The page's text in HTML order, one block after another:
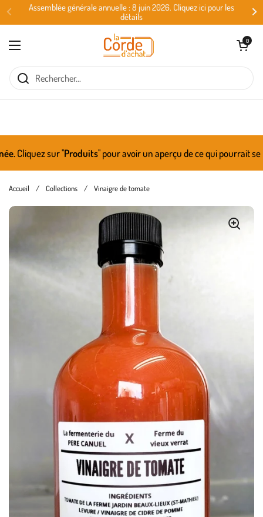
Passer au contenu
Assemblée générale annuelle : 8 juin 2026. Cliquez ici pour les
détails
Ouvrir le menu
Ouvrir le
0
sur ''Produits'' pour avoir un aperçu de ce qui pourrait se
Accueil / Collections / Vinaigre de tomate